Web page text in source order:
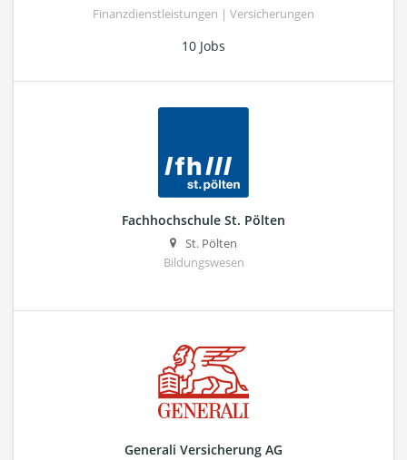
Finanzdienstleistungen | Versicherungen
10 Jobs
Fachhochschule St. Pölten
St. Pölten
Bildungswesen
Generali Versicherung AG